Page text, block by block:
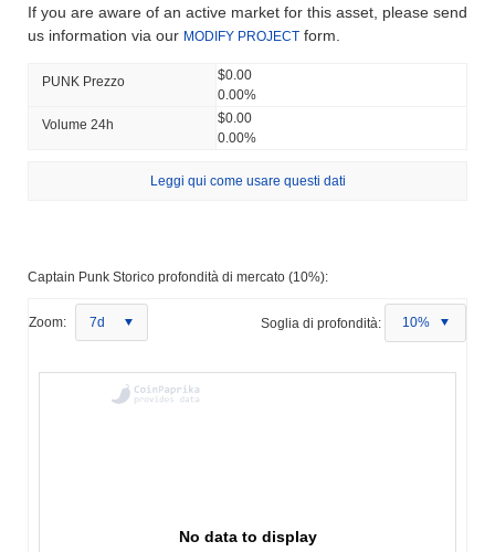
If you are aware of an active market for this asset, please send
us information via our MODIFY PROJECT form.
PUNK Prezzo
$0.00
0.00%
Volume 24h
$0.00
0.00%
Leggi qui come usare questi dati
Captain Punk Storico profondità di mercato (10%):
Zoom: 7d Soglia di profondità: 10%
No data to display